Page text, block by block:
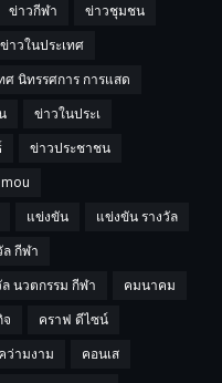
ข่าวกีฬา
ข่าวชุมชน
ข่าวในประเทศ
ศ นิทรรศการ การแสด
ข่าวในประเ
ข่าวประชาชน
แข่งขัน
แข่งขัน รางวัล
กีฬา
นวตกรรม กีฬา
คมนาคม
คราฟ ดีไซน์
คว่ามงาม
คอนเส